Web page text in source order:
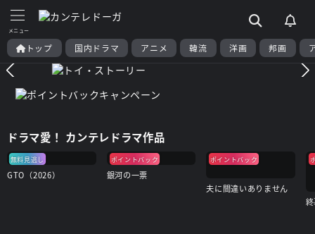
トップ 国内ドラマ アニメ 韓流 洋画 邦画
ドラマ愛！ カンテレドラマ作品
無料見逃し
GTO（2026）
ポイントバック
銀河の一票
ポイントバック
夫に間違いありません